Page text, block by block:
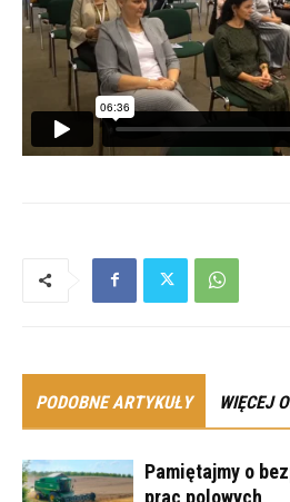
PODOBNE ARTYKUŁY WIĘCEJ
Pamiętajmy o
prac polowych